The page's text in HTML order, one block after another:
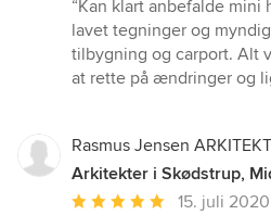
5
ud
af
“Kan klart anbefalde mini
lavet tegninger og
tilbygning og carport. Alt
at rette på ændringer og
Rasmus Jensen
Arkitekter i Skødstrup,
Gennemsnitlig15. juli 2020